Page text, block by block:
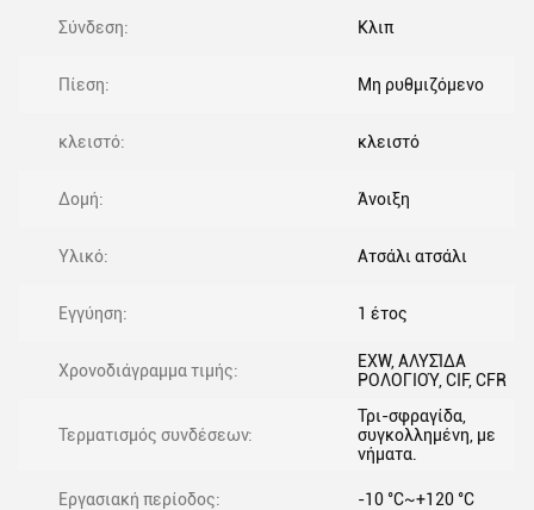
Σύνδεση: Κλιπ
Πίεση: Μη ρυθμιζόμενο
κλειστό: κλειστό
Δομή: Άνοιξη
Υλικό: Ατσάλι ατσάλι
Εγγύηση: 1 έτος
Χρονοδιάγραμμα τιμής:
EXW, ΑΛΥΣΊΔΑ
ΡΟΛΟΓΙΟΎ, CIF, CFR
Τερματισμός συνδέσεων:
Τρι-σφραγίδα,
συγκολλημένη, με
νήματα.
Εργασιακή περίοδος: -10 °C~+120 °C